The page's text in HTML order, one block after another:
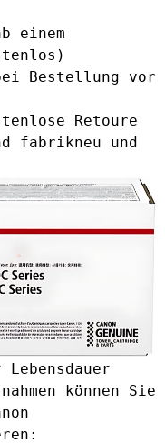
einem
Bestellung vor
Retoure
fabrikneu und
können Sie